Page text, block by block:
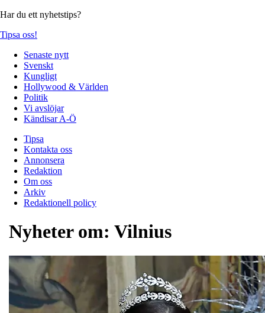
Har du ett nyhetstips?
Tipsa oss!
Senaste nytt
Svenskt
Kungligt
Hollywood & Världen
Politik
Vi avslöjar
Kändisar A-Ö
Tipsa
Kontakta oss
Annonsera
Redaktion
Om oss
Arkiv
Redaktionell policy
Nyheter om: Vilnius